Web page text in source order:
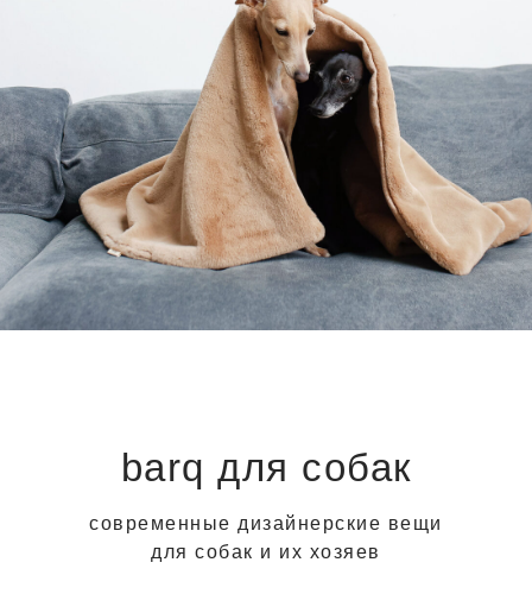
каталог
barq для собак
современные дизайнерские вещи
для собак и их хозяев